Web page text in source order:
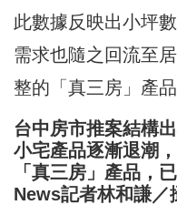
此數據反映出小坪
需求也隨之回流至
整的「真三房」產品
台中房市推案結構
小宅產品逐漸退潮
「真三房」產品，
News記者林和謙／